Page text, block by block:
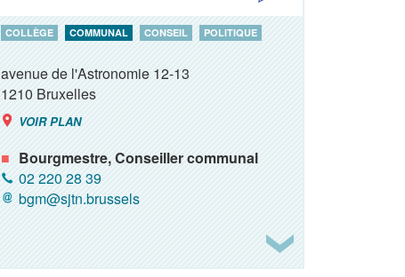
COLLÈGE COMMUNAL CONSEIL POLITIQUE
avenue de l'Astronomie 12-13
1210Bruxelles
VOIR PLAN
Bourgmestre, Conseiller communal
02 220 28 39
bgm@sjtn.brussels